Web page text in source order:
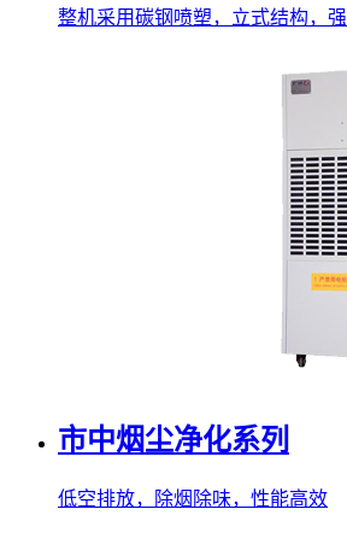
整机采用碳钢喷塑，立式结构，
市中烟尘净化系列
低空排放，除烟除味，性能高效